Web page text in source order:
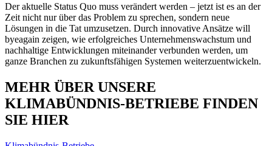
Der aktuelle Status Quo muss verändert werden – jetzt ist es an der
Zeit nicht nur über das Problem zu sprechen, sondern neue
Lösungen in die Tat umzusetzen. Durch innovative Ansätze will
byeagain zeigen, wie erfolgreiches Unternehmenswachstum und
nachhaltige Entwicklungen miteinander verbunden werden, um
ganze Branchen zu zukunftsfähigen Systemen weiterzuentwickeln.
MEHR ÜBER UNSERE
KLIMABÜNDNIS-BETRIEBE FINDEN
SIE HIER